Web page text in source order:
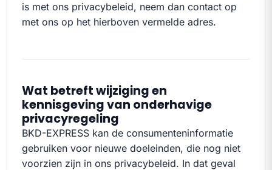
is met ons privacybeleid, neem dan contact op
met ons op het hierboven vermelde adres.
Wat betreft wijziging en
kennisgeving van onderhavige
privacyregeling
BKD-EXPRESS kan de consumenteninformatie
gebruiken voor nieuwe doeleinden, die nog niet
voorzien zijn in ons privacybeleid. In dat geval